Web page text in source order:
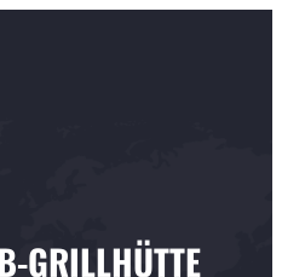
GRILLHÜTTE